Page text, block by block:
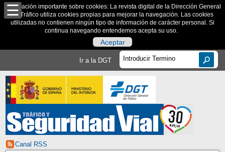
Información importante sobre cookies: La revista digital de la Dirección General
de Tráfico utiliza cookies propias para mejorar la navegación. Las cookies
utilizadas no contienen ningún tipo de información de carácter personal. Si
continua navegando entendemos acepta su uso.
Aceptar
Ir a la DGT
Canal RSS